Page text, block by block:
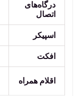
درگاه‌های
اتصال
اسپیکر
افکت
اقلام همراه